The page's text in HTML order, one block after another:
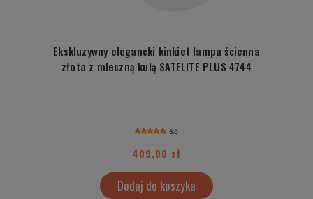
Ekskluzywny elegancki kinkiet lampa ścienna
złota z mleczną kulą SATELITE PLUS 4744
5.0
409,00 zł
Dodaj do koszyka